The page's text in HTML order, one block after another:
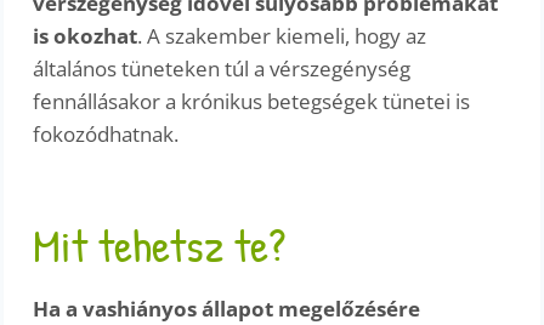
is okozhat. A szakember kiemeli, hogy az
általános tüneteken túl a vérszegénység
fennállásakor a krónikus betegségek tünetei is
fokozódhatnak.
Mit tehetsz te?
Ha a vashiányos állapot megelőzésére